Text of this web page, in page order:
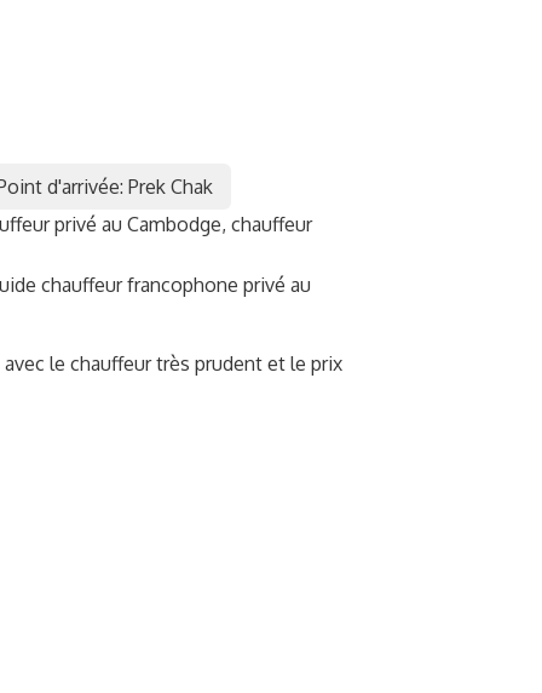
d'arrivée: Prek Chak
privé au Cambodge, chauffeur
chauffeur francophone privé au
le chauffeur très prudent et le prix